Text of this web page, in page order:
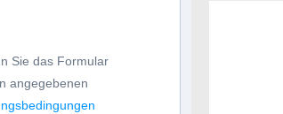
Sie das Formular
angegebenen